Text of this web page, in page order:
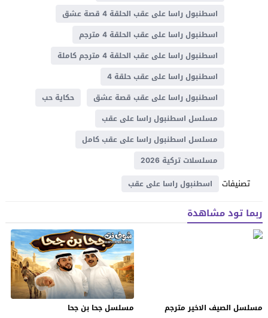
اسطنبول راسا على عقب الحلقة 4 قصة عشق
اسطنبول راسا على عقب الحلقة 4 مترجم
اسطنبول راسا على عقب الحلقة 4 مترجم كاملة
اسطنبول راسا على عقب حلقة 4
اسطنبول راسا على عقب قصة عشق
حكاية حب
مسلسل اسطنبول راسا على عقب
مسلسل اسطنبول راسا على عقب كامل
مسلسلات تركية 2026
تصنيفات اسطنبول راسا على عقب
ربما تود مشاهدة
مسلسل الصيف الاخير مترجم مسلسل جحا بن جحا